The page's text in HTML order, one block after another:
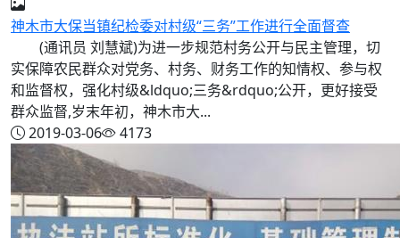
神木市大保当镇纪检委对村级“三务”工作进行全面督查
(通讯员 刘慧斌)为进一步规范村务公开与民主管理，切
实保障农民群众对党务、村务、财务工作的知情权、参与权
和监督权，强化村级&ldquo;三务&rdquo;公开，更好接受
群众监督,岁末年初，神木市大...
2019-03-06
4173